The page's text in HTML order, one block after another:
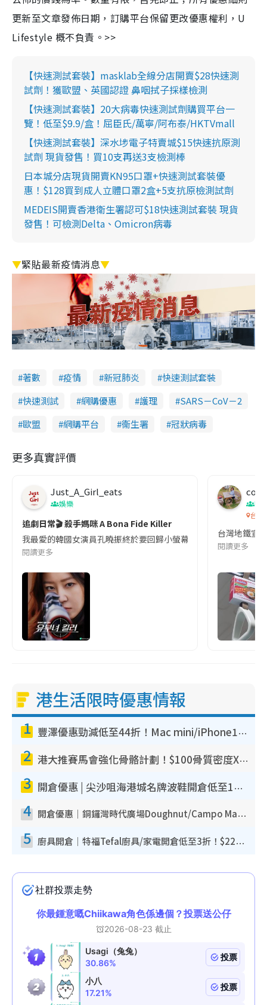
更新至文章發佈日期，訂購平台保留更改優惠權利，U
Lifestyle 概不負責。>>
【快速測試套裝】masklab全線分店開賣$28快速測
試劑！獲歐盟、英國認證 鼻咽拭子採樣檢測
【快速測試套裝】20大病毒快速測試劑購買平台一
覽！低至$9.9/盒！屈臣氏/萬寧/阿布泰/HKTVmall
【快速測試套裝】深水埗電子特賣城$15快速抗原測
試劑 現貨發售！買10支再送3支檢測棒
日本城分店現貨開賣KN95口罩+快速測試套裝優
惠！$128買到成人立體口罩2盒+5支抗原檢測試劑
MEDEIS開賣香港衛生署認可$18快速測試套裝 現貨
發售！可檢測Delta、Omicron病毒
▼緊貼最新疫情消息▼
著數 疫情 新冠肺炎
快速測試套裝
快速測試
網購優惠 護理
SARS－CoV－2
歐盟
網購平台 衞生署 冠狀病毒
更多真實評價
Just_A_Girl_eats
娛樂
追劇日常🎬 殺手媽咪 A Bona Fide Killer
我最愛的韓國女演員孔曉振終於要回歸小螢幕啦!這次的劇本改編
閱讀更多
co
吹
台灣
台灣地鐵宣
閱讀更多
港生活限時優惠情報
1 豐澤優惠勁減低至44折！Mac mini/iPhone17Pro大減價！廚房家電$220起
2 港大推賽馬會強化骨骼計劃！$100骨質密度X光檢查 完成免費運動訓練送超市禮券！附參加資格
3 開倉優惠 | 尖沙咀海港城名牌波鞋開倉低至1折！On鞋$899起／Joy&Peace鞋履$98起
4 開倉優惠｜銅鑼灣時代廣場Doughnut/Campo Marzio開倉低至1折！背囊、書包、手袋劈價$200起
5 廚具開倉｜特福Tefal廚具/家電開倉低至3折！$220起買平底鍋/炒鑊/湯煲！電飯煲/吸塵機/燙斗$418起